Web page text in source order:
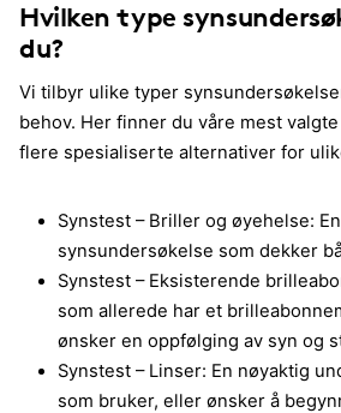
Hvilken type
du?
Vi tilbyr ulike typer
behov. Her finner du våre mest
flere spesialiserte alternativer for
Synstest – Briller og øyehelse:
synsundersøkelse som dekker
Synstest – Eksisterende
som allerede har et
ønsker en oppfølging av syn og
Synstest – Linser: En nøyaktig
som bruker, eller ønsker å